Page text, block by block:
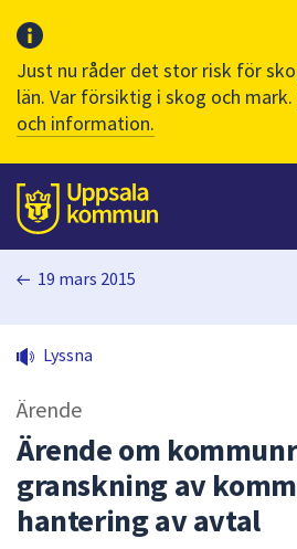
Just nu råder det stor risk för
län. Var försiktig i skog och mark.
och information.
Till sidans
huvudinnehåll
19 mars 2015
Lyssna
Ärende
Ärende om
granskning av
hantering av avtal